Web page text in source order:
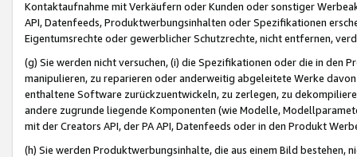
Kontaktaufnahme mit Verkäufern oder Kunden oder sonstiger
API, Datenfeeds, Produktwerbungsinhalten oder Spezifikationen
Eigentumsrechte oder gewerblicher Schutzrechte, nicht entfernen,
(g) Sie werden nicht versuchen, (i) die Spezifikationen oder die in
manipulieren, zu reparieren oder anderweitig abgeleitete Werke
enthaltene Software zurückzuentwickeln, zu zerlegen, zu
andere zugrunde liegende Komponenten (wie Modelle,
mit der Creators API, der PA API, Datenfeeds oder in den Produkt
(h) Sie werden Produktwerbungsinhalte, die aus einem Bild bestehen,